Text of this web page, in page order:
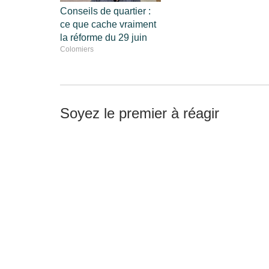
Conseils de quartier :
ce que cache vraiment
la réforme du 29 juin
Colomiers
Soyez le premier à réagir